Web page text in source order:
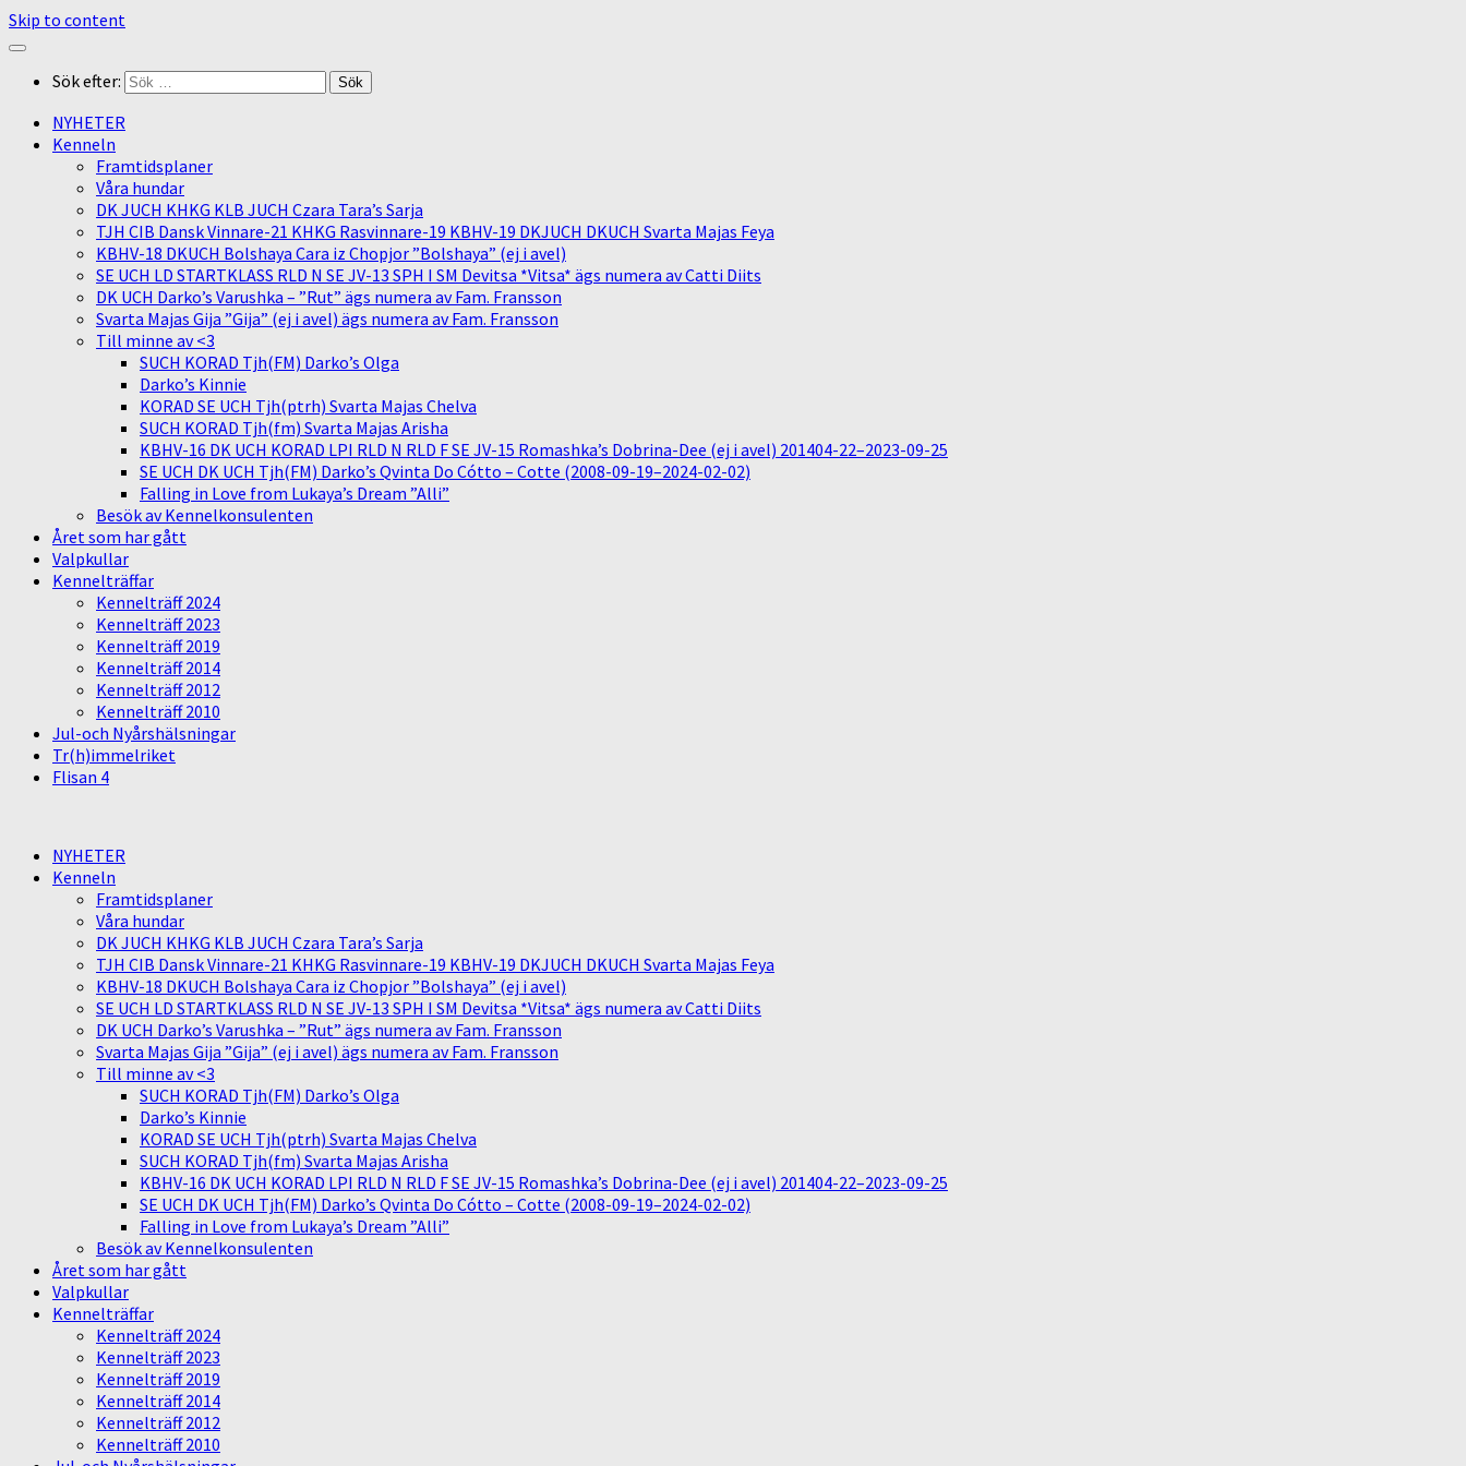
Skip to content
Sök efter:
NYHETER
Kenneln
Framtidsplaner
Våra hundar
DK JUCH KHKG KLB JUCH Czara Tara’s Sarja
TJH CIB Dansk Vinnare-21 KHKG Rasvinnare-19 KBHV-19 DKJUCH DKUCH Svarta Majas Feya
KBHV-18 DKUCH Bolshaya Cara iz Chopjor ”Bolshaya” (ej i avel)
SE UCH LD STARTKLASS RLD N SE JV-13 SPH I SM Devitsa *Vitsa* ägs numera av Catti Diits
DK UCH Darko’s Varushka – ”Rut” ägs numera av Fam. Fransson
Svarta Majas Gija ”Gija” (ej i avel) ägs numera av Fam. Fransson
Till minne av <3
SUCH KORAD Tjh(FM) Darko’s Olga
Darko’s Kinnie
KORAD SE UCH Tjh(ptrh) Svarta Majas Chelva
SUCH KORAD Tjh(fm) Svarta Majas Arisha
KBHV-16 DK UCH KORAD LPI RLD N RLD F SE JV-15 Romashka’s Dobrina-Dee (ej i avel) 201404-22–2023-09-25
SE UCH DK UCH Tjh(FM) Darko’s Qvinta Do Cótto – Cotte (2008-09-19–2024-02-02)
Falling in Love from Lukaya’s Dream ”Alli”
Besök av Kennelkonsulenten
Året som har gått
Valpkullar
Kennelträffar
Kennelträff 2024
Kennelträff 2023
Kennelträff 2019
Kennelträff 2014
Kennelträff 2012
Kennelträff 2010
Jul-och Nyårshälsningar
Tr(h)immelriket
Flisan 4
NYHETER
Kenneln
Framtidsplaner
Våra hundar
DK JUCH KHKG KLB JUCH Czara Tara’s Sarja
TJH CIB Dansk Vinnare-21 KHKG Rasvinnare-19 KBHV-19 DKJUCH DKUCH Svarta Majas Feya
KBHV-18 DKUCH Bolshaya Cara iz Chopjor ”Bolshaya” (ej i avel)
SE UCH LD STARTKLASS RLD N SE JV-13 SPH I SM Devitsa *Vitsa* ägs numera av Catti Diits
DK UCH Darko’s Varushka – ”Rut” ägs numera av Fam. Fransson
Svarta Majas Gija ”Gija” (ej i avel) ägs numera av Fam. Fransson
Till minne av <3
SUCH KORAD Tjh(FM) Darko’s Olga
Darko’s Kinnie
KORAD SE UCH Tjh(ptrh) Svarta Majas Chelva
SUCH KORAD Tjh(fm) Svarta Majas Arisha
KBHV-16 DK UCH KORAD LPI RLD N RLD F SE JV-15 Romashka’s Dobrina-Dee (ej i avel) 201404-22–2023-09-25
SE UCH DK UCH Tjh(FM) Darko’s Qvinta Do Cótto – Cotte (2008-09-19–2024-02-02)
Falling in Love from Lukaya’s Dream ”Alli”
Besök av Kennelkonsulenten
Året som har gått
Valpkullar
Kennelträffar
Kennelträff 2024
Kennelträff 2023
Kennelträff 2019
Kennelträff 2014
Kennelträff 2012
Kennelträff 2010